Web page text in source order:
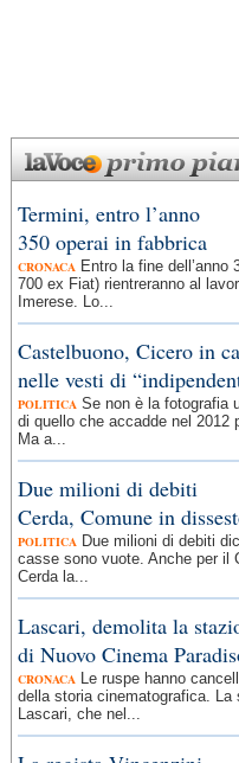
Termini, entro l’anno
350 operai in fabbrica
CRONACA Entro la fine dell’anno
700 ex Fiat) rientreranno al
Imerese. Lo...
Castelbuono, Cicero in
nelle vesti di
POLITICA Se non è la fotografia
di quello che accadde nel 2012
Ma a...
Due milioni di debiti
Cerda, Comune in
POLITICA Due milioni di debiti
casse sono vuote. Anche per il
Cerda la...
Lascari, demolita la
di Nuovo Cinema
CRONACA Le ruspe hanno
della storia cinematografica. La
Lascari, che nel...